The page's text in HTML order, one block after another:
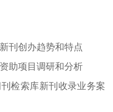
刊创办趋势和特点
助项目调研和分析
刊检索库新刊收录业务案